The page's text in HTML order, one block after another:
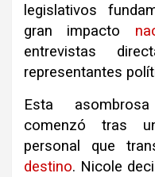
legislativos
gran impacto
entrevistas
representantes
Esta
comenzó tras
personal que
destino. Nicole